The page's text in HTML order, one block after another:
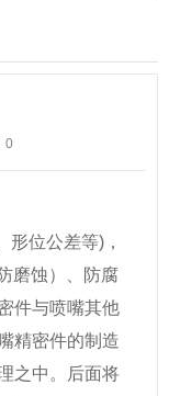
0
位公差等)，
磨蚀）、防腐
件与喷嘴其他
精密件的制造
之中。后面将